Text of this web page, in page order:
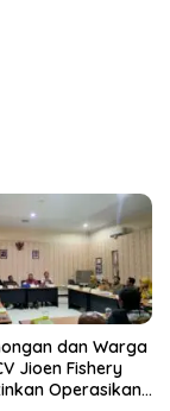
dan Warga
Jioen Fishery
Operasikan